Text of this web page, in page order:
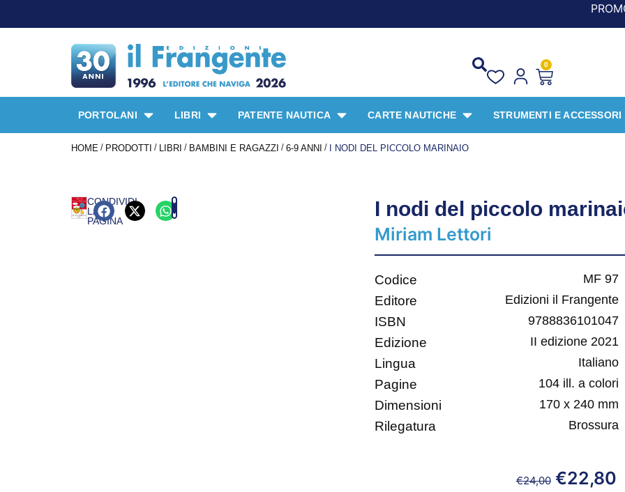
PROMO SPECIALE
0
PORTOLANI LIBRI PATENTE NAUTICA CARTE NAUTICHE STRUMENTI E ACCESSORI
HOME / PRODOTTI / LIBRI / BAMBINI E RAGAZZI / 6-9 ANNI / I NODI DEL PICCOLO MARINAIO
CONDIVIDI
LA
PAGINA
I nodi del piccolo
Miriam Lettori
Codice MF 97
Editore Edizioni il Frangente
ISBN 9788836101047
Edizione II edizione 2021
Lingua Italiano
Pagine 104 ill. a colori
Dimensioni 170 x 240 mm
Rilegatura Brossura
€24,00 €22,80